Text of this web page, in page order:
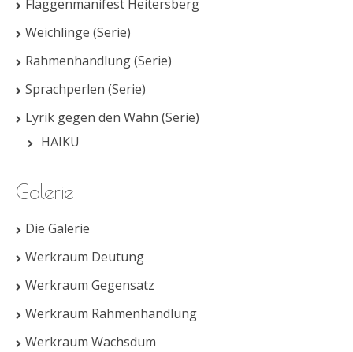
Flaggenmanifest Heitersberg
Weichlinge (Serie)
Rahmenhandlung (Serie)
Sprachperlen (Serie)
Lyrik gegen den Wahn (Serie)
HAIKU
Galerie
Die Galerie
Werkraum Deutung
Werkraum Gegensatz
Werkraum Rahmenhandlung
Werkraum Wachsdum